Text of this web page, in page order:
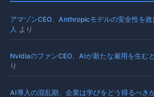
アマゾンCEO、Anthropicモデルの安全性を政
人 より
NvidiaのファンCEO、AIが新たな雇用を生む
り
AI導入の混乱期、企業は学びをどう得るべき